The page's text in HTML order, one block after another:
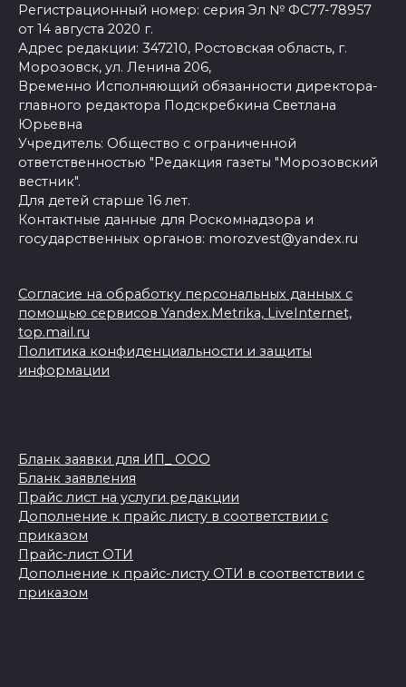
Регистрационный номер: серия Эл № ФС77-78957
от 14 августа 2020 г.
Адрес редакции: 347210, Ростовская область, г.
Морозовск, ул. Ленина 206,
Временно Исполняющий обязанности директора-
главного редактора Подскребкина Светлана
Юрьевна
Учредитель: Общество с ограниченной
ответственностью "Редакция газеты "Морозовский
вестник".
Для детей старше 16 лет.
Контактные данные для Роскомнадзора и
государственных органов: morozvest@yandex.ru
Согласие на обработку персональных данных с
помощью сервисов Yandex.Metrika, LiveInternet,
top.mail.ru
Политика конфиденциальности и защиты
информации
Бланк заявки для ИП_ ООО
Бланк заявления
Прайс лист на услуги редакции
Дополнение к прайс листу в соответствии с
приказом
Прайс-лист ОТИ
Дополнение к прайс-листу ОТИ в соответствии с
приказом